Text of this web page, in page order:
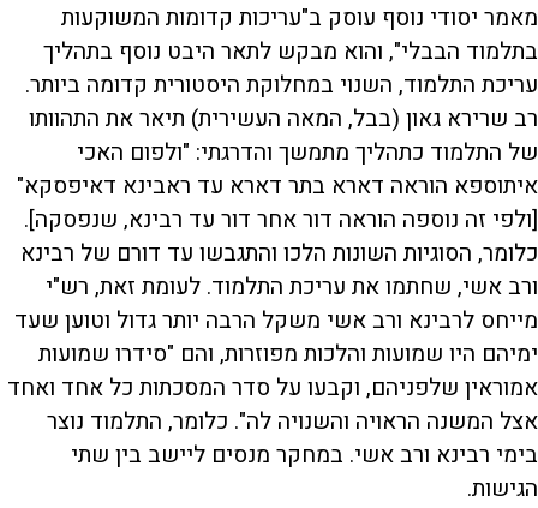
מאמר יסודי נוסף עוסק ב"עריכות קדומות המשוקעות
בתלמוד הבבלי", והוא מבקש לתאר היבט נוסף בתהליך
עריכת התלמוד, השנוי במחלוקת היסטורית קדומה ביותר.
רב שרירא גאון (בבל, המאה העשירית) תיאר את התהוותו
של התלמוד כתהליך מתמשך והדרגתי: "ולפום האכי
איתוספא הוראה דארא בתר דארא עד ראבינא דאיפסקא"
[ולפי זה נוספה הוראה דור אחר דור עד רבינא, שנפסקה].
כלומר, הסוגיות השונות הלכו והתגבשו עד דורם של רבינא
ורב אשי, שחתמו את עריכת התלמוד. לעומת זאת, רש"י
מייחס לרבינא ורב אשי משקל הרבה יותר גדול וטוען שעד
ימיהם היו שמועות והלכות מפוזרות, והם "סידרו שמועות
אמוראין שלפניהם, וקבעו על סדר המסכתות כל אחד ואחד
אצל המשנה הראויה והשנויה לה". כלומר, התלמוד נוצר
בימי רבינא ורב אשי. במחקר מנסים ליישב בין שתי
הגישות.